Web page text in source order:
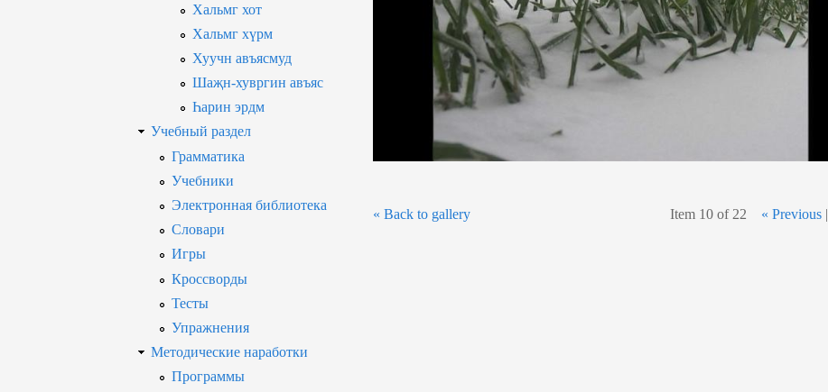
« Back to gallery Item 10 of 22 « Previous|
Хальмг хот
Хальмг хүрм
Хуучн авъясмуд
Шаҗн-хувргин авъяс
Һарин эрдм
Учебный раздел
Грамматика
Учебники
Электронная библиотека
Словари
Игры
Кроссворды
Тесты
Упражнения
Методические наработки
Программы